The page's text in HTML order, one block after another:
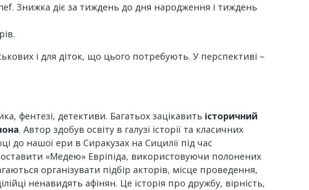
Знижка діє за тиждень до дня народження і тиждень
і для діток, що цього потребують. У перспективі –
фентезі, детективи. Багатьох зацікавить історичний
. Автор здобув освіту в галузі історії та класичних
до нашої ери в Сиракузах на Сицилії під час
«Медею» Евріпіда, використовуючи полонених
організувати підбір акторів, місце проведення,
ненавидять афінян. Це історія про дружбу, вірність,